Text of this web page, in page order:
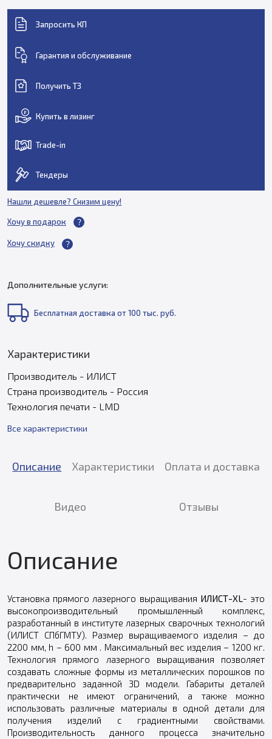
Запросить КП
Гарантия и обслуживание
Получить ТЗ
Купить в лизинг
Trade-in
Тендеры
Нашли дешевле? Снизим цену!
Хочу в подарок
Хочу скидку
Дополнительные услуги:
Бесплатная доставка от 100 тыс. руб.
Характеристики
Производитель - ИЛИСТ
Страна производитель - Россия
Технология печати - LMD
Все характеристики
Описание Характеристики Оплата и доставка
Видео Отзывы
Описание
Установка прямого лазерного выращивания ИЛИСТ-XL - это
высокопроизводительный промышленный комплекс,
разработанный в институте лазерных сварочных технологий
(ИЛИСТ СПбГМТУ). Размер выращиваемого изделия – до
2200 мм, h – 600 мм . Максимальный вес изделия – 1200 кг.
Технология прямого лазерного выращивания позволяет
создавать сложные формы из металлических порошков по
предварительно заданной 3D модели. Габариты деталей
практически не имеют ограничений, а также можно
использовать различные материалы в одной детали для
получения изделий с градиентными свойствами.
Производительность данного процесса значительно